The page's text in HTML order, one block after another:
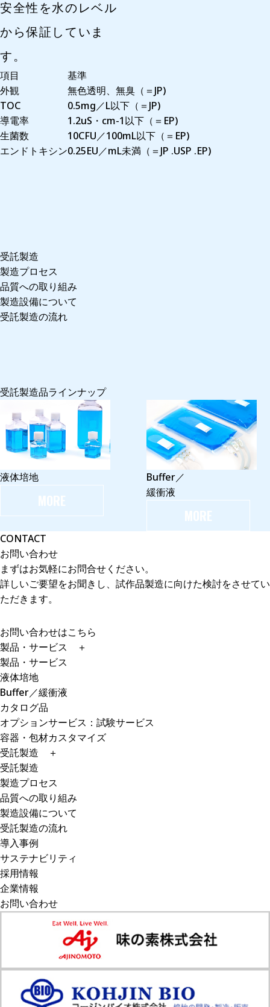
安全性を水のレベル
から保証していま
す。
項目
基準
外観
無色透明、無臭（＝JP)
TOC
0.5mg／L以下（＝JP)
導電率
1.2uS・cm-1以下（＝EP)
生菌数
10CFU／100mL以下（＝EP)
エンドトキシン0.25EU／mL未満（＝JP .USP .EP)
受託製造
製造プロセス
品質への取り組み
製造設備について
受託製造の流れ
受託製造品ラインナップ
液体培地
MORE
Buffer／
緩衝液
MORE
CONTACT
お問い合わせ
まずはお気軽にお問合せください。
詳しいご要望をお聞きし、試作品製造に向けた検討をさせてい
ただきます。
お問い合わせはこちら
製品・サービス ＋
製品・サービス
液体培地
Buffer／緩衝液
カタログ品
オプションサービス：試験サービス
容器・包材カスタマイズ
受託製造 ＋
受託製造
製造プロセス
品質への取り組み
製造設備について
受託製造の流れ
導入事例
サステナビリティ
採用情報
企業情報
お問い合わせ